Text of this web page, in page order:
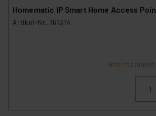
Homematic IP Smart Home Access
Artikel-Nr. 161314
Informationen